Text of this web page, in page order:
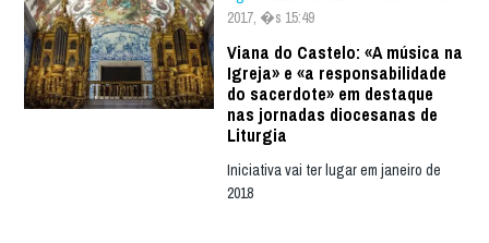
2017, �s 15:49
Viana do Castelo: «A música na
Igreja» e «a responsabilidade
do sacerdote» em destaque
nas jornadas diocesanas de
Liturgia
Iniciativa vai ter lugar em janeiro de
2018